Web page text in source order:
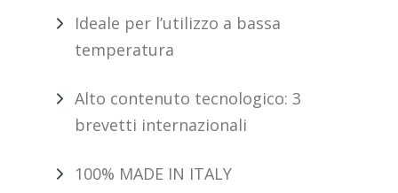
Ideale per l’utilizzo a bassa
temperatura
Alto contenuto tecnologico: 3
brevetti internazionali
100% MADE IN ITALY